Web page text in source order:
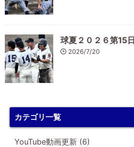
球夏２０２６第15日
2026/7/20
カテゴリ一覧
YouTube動画更新 (6)